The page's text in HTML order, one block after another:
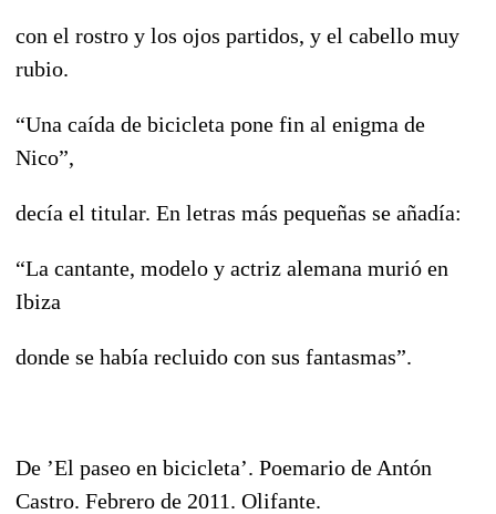
con el rostro y los ojos partidos, y el cabello muy
rubio.
“Una caída de bicicleta pone fin al enigma de
Nico”,
decía el titular. En letras más pequeñas se añadía:
“La cantante, modelo y actriz alemana murió en
Ibiza
donde se había recluido con sus fantasmas”.
De ’El paseo en bicicleta’. Poemario de Antón
Castro. Febrero de 2011. Olifante.